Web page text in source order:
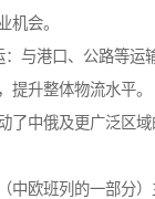
机会。
：与港口、公路等运
提升整体物流水平。
了中俄及更广泛区
中欧班列的一部分